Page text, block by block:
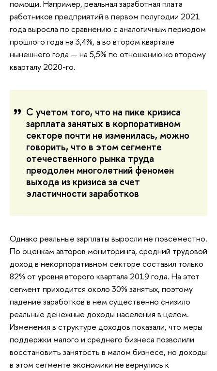
помощи. Например, реальная заработная плата
работников предприятий в первом полугодии 2021
года выросла по сравнению с аналогичным периодом
прошлого года на 3,4%, а во втором квартале
нынешнего года — на 5,5% по отношению ко второму
кварталу 2020-го.
С учетом того, что на пике кризиса
зарплата занятых в корпоративном
секторе почти не изменилась, можно
говорить, что в этом сегменте
отечественного рынка труда
преодолен многолетний феномен
выхода из кризиса за счет
эластичности заработков
Однако реальные зарплаты выросли не повсеместно.
По оценкам авторов мониторинга, средний трудовой
доход в некорпоративном секторе составил только
82% от уровня второго квартала 2019 года. На этот
сегмент приходится около 30% занятых, поэтому
падение заработков в нем существенно снизило
реальные денежные доходы населения в целом.
Изменения в структуре доходов показали, что меры
поддержки малого и среднего бизнеса позволили
восстановить занятость в малом бизнесе, но доходы
в этом сегменте экономики не вернулись к